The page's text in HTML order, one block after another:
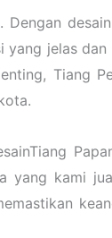
jelas
Tiang
yang kami